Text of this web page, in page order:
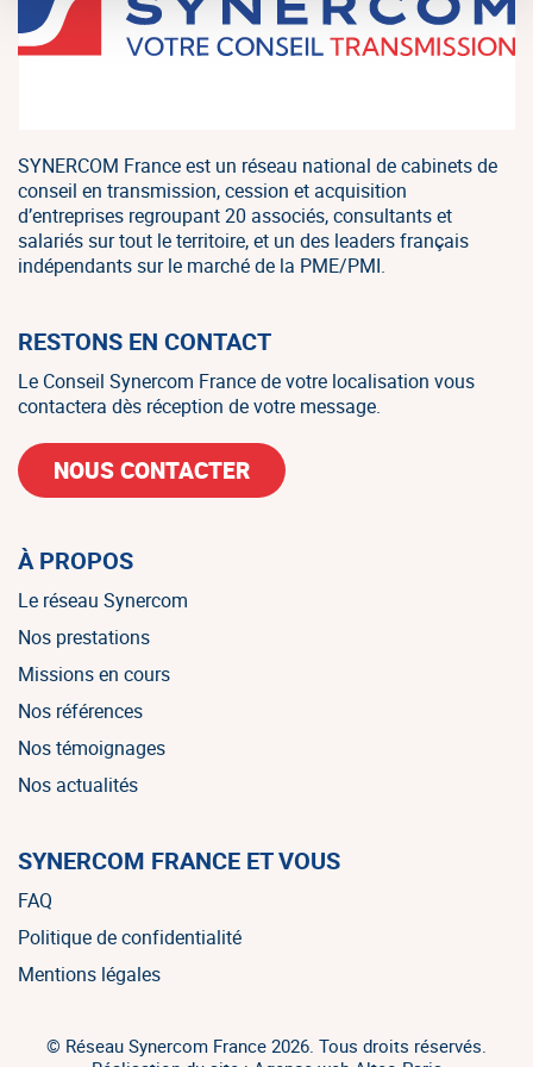
SYNERCOM France est un réseau national de cabinets de
conseil en transmission, cession et acquisition
d’entreprises regroupant 20 associés, consultants et
salariés sur tout le territoire, et un des leaders français
indépendants sur le marché de la PME/PMI.
RESTONS EN CONTACT
Le Conseil Synercom France de votre localisation vous
contactera dès réception de votre message.
NOUS CONTACTER
À PROPOS
Le réseau Synercom
Nos prestations
Missions en cours
Nos références
Nos témoignages
Nos actualités
SYNERCOM FRANCE ET VOUS
FAQ
Politique de confidentialité
Mentions légales
© Réseau Synercom France 2026. Tous droits réservés.